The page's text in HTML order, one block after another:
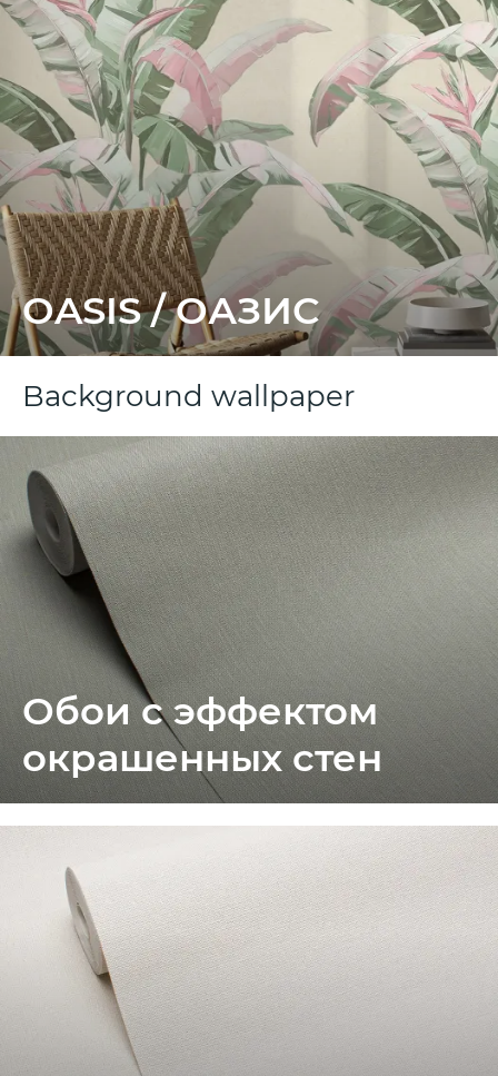
OASIS / ОАЗИС
Background wallpaper
Обои с эффектом
окрашенных стен